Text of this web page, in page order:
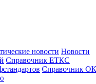
новости Новости
Справочник ЕТКС
Справочник